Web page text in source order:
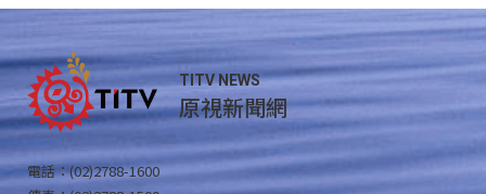
TITV NEWS
原視新聞網
電話：(02)2788-1600